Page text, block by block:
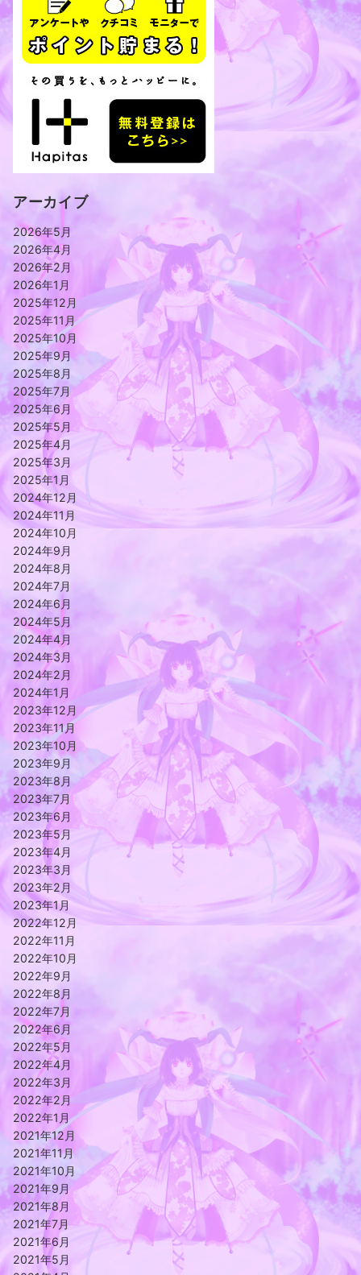
アーカイブ
2026年5月
2026年4月
2026年2月
2026年1月
2025年12月
2025年11月
2025年10月
2025年9月
2025年8月
2025年7月
2025年6月
2025年5月
2025年4月
2025年3月
2025年1月
2024年12月
2024年11月
2024年10月
2024年9月
2024年8月
2024年7月
2024年6月
2024年5月
2024年4月
2024年3月
2024年2月
2024年1月
2023年12月
2023年11月
2023年10月
2023年9月
2023年8月
2023年7月
2023年6月
2023年5月
2023年4月
2023年3月
2023年2月
2023年1月
2022年12月
2022年11月
2022年10月
2022年9月
2022年8月
2022年7月
2022年6月
2022年5月
2022年4月
2022年3月
2022年2月
2022年1月
2021年12月
2021年11月
2021年10月
2021年9月
2021年8月
2021年7月
2021年6月
2021年5月